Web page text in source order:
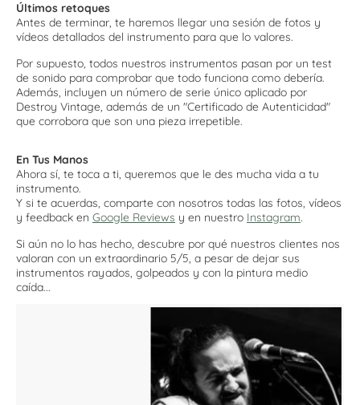
Últimos retoques
Antes de terminar, te haremos llegar una sesión de fotos y
vídeos detallados del instrumento para que lo valores.
Por supuesto, todos nuestros instrumentos pasan por un test
de sonido para comprobar que todo funciona como debería.
Además, incluyen un número de serie único aplicado por
Destroy Vintage, además de un "Certificado de Autenticidad"
que corrobora que son una pieza irrepetible.
En Tus Manos
Ahora sí, te toca a ti, queremos que le des mucha vida a tu
instrumento.
Y si te acuerdas, comparte con nosotros todas las fotos, vídeos
y feedback en Google Reviews y en nuestro Instagram.
Si aún no lo has hecho, descubre por qué nuestros clientes nos
valoran con un extraordinario 5/5, a pesar de dejar sus
instrumentos rayados, golpeados y con la pintura medio
caída...